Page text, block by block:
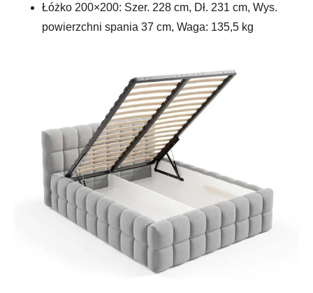
Łóżko 200×200: Szer. 228 cm, Dł. 231 cm, Wys.
powierzchni spania 37 cm, Waga: 135,5 kg